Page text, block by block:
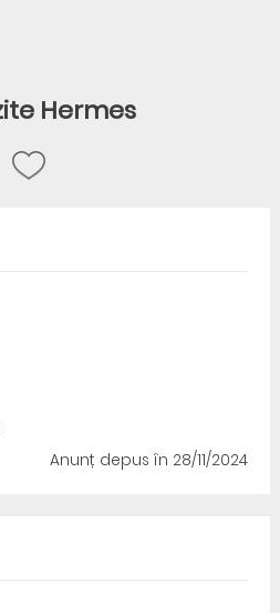
Hermes
Anunț depusîn 28/11/2024